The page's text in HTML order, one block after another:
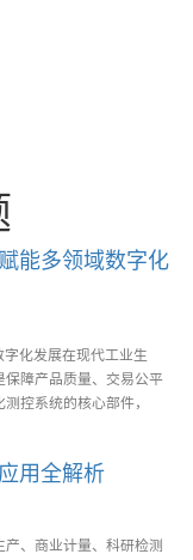
能多领域数字化
化发展在现代工业生
保障产品质量、交易公平
控系统的核心部件，
用全解析
、商业计量、科研检测